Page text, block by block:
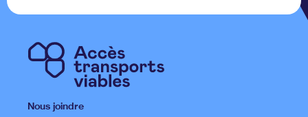
Nous joindre